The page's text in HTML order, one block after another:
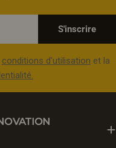
S'inscrire
conditions d'utilisation et la